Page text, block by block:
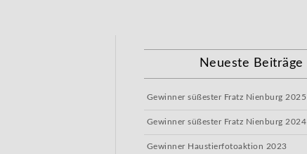
Neueste Beiträge
Gewinner süßester Fratz Nienburg 2025
Gewinner süßester Fratz Nienburg 2024
Gewinner Haustierfotoaktion 2023